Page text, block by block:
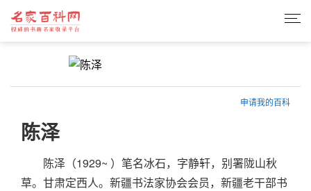
申请我的百科
陈泽
陈泽（1929~ ）笔名冰石，字静轩，别署陇山秋
草。甘肃定西人。新疆书法家协会会员，新疆老干部书